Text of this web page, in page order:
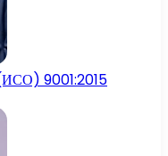
9001:2015